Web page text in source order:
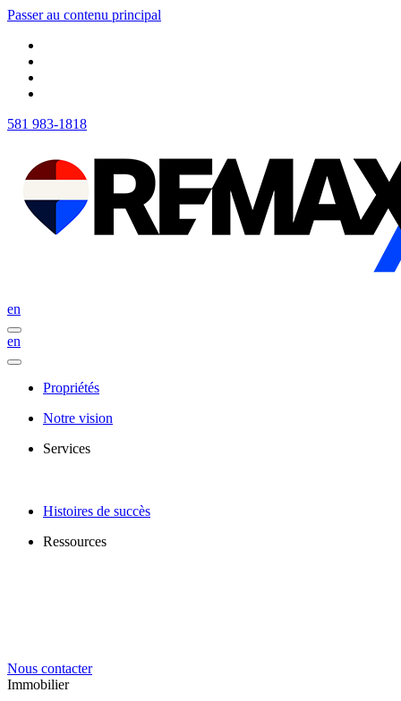
Passer au contenu principal
581 983-1818
en
en
Propriétés
Notre vision
Services
Histoires de succès
Ressources
Nous contacter
Immobilier